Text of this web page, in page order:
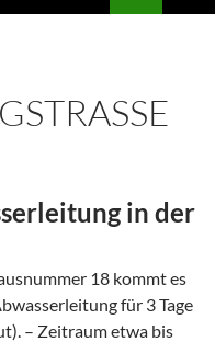
in der
18 kommt es
für 3 Tage
– Zeitraum etwa bis